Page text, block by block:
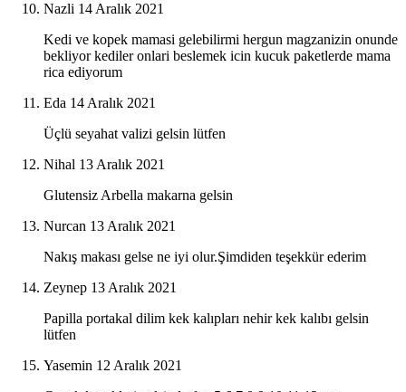
Nazli 14 Aralık 2021
Kedi ve kopek mamasi gelebilirmi hergun magzanizin onunde
bekliyor kediler onlari beslemek icin kucuk paketlerde mama
rica ediyorum
Eda 14 Aralık 2021
Üçlü seyahat valizi gelsin lütfen
Nihal 13 Aralık 2021
Glutensiz Arbella makarna gelsin
Nurcan 13 Aralık 2021
Nakış makası gelse ne iyi olur.Şimdiden teşekkür ederim
Zeynep 13 Aralık 2021
Papilla portakal dilim kek kalıpları nehir kek kalıbı gelsin
lütfen
Yasemin 12 Aralık 2021